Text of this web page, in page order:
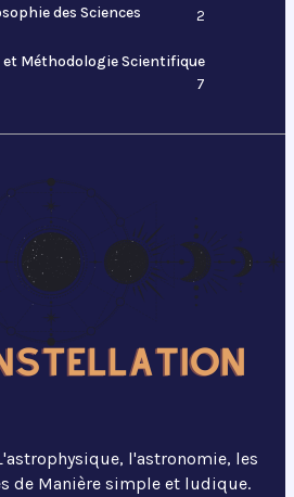
des Sciences 2
Méthodologie Scientifique
7
l'astronomie, les
de Manière simple et ludique.